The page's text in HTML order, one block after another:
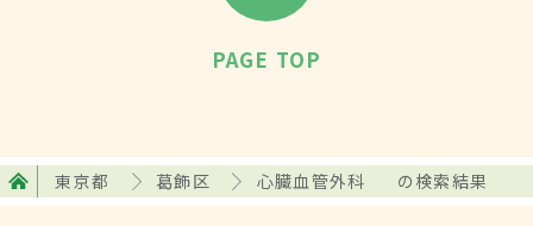
PAGE TOP
東京都 葛飾区 心臓血管外科 の検索結果